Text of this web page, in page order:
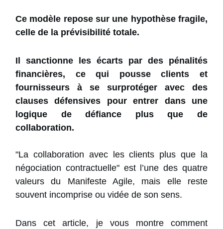
Ce modèle repose sur une hypothèse fragile,
celle de la prévisibilité totale.
Il sanctionne les écarts par des pénalités
financières, ce qui pousse clients et
fournisseurs à se surprotéger avec des
clauses défensives pour entrer dans une
logique de défiance plus que de
collaboration.
"La collaboration avec les clients plus que la
négociation contractuelle" est l’une des quatre
valeurs du Manifeste Agile, mais elle reste
souvent incomprise ou vidée de son sens.
Dans cet article, je vous montre comment